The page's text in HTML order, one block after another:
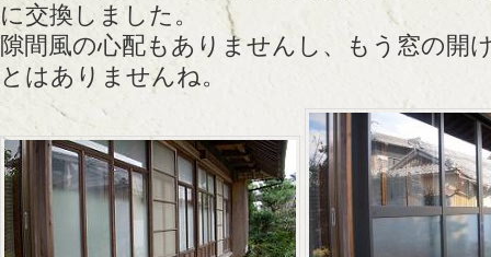
に交換しました。
隙間風の心配もありませんし、もう窓の開
とはありませんね。